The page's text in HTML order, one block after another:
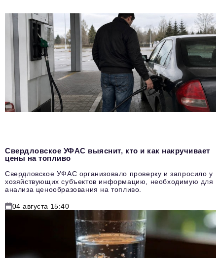
Свердловское УФАС выяснит, кто и как накручивает
цены на топливо
Свердловское УФАС организовало проверку и запросило у
хозяйствующих субъектов информацию, необходимую для
анализа ценообразования на топливо.
04 августа 15:40